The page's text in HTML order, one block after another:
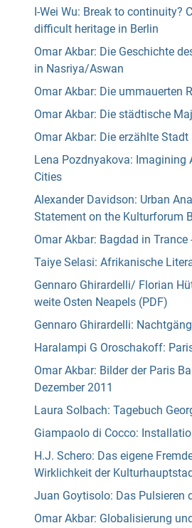
I-Wei Wu: Break to continuity?
difficult heritage in Berlin
Omar Akbar: Die Geschichte
in Nasriya/Aswan
Omar Akbar: Die ummauerten
Omar Akbar: Die städtische
Omar Akbar: Die erzählte Stadt
Lena Pozdnyakova: Imagining
Cities
Alexander Davidson: Urban
Statement on the Kulturforum
Omar Akbar: Bagdad in Trance
Taiye Selasi: Afrikanische
Gennaro Ghirardelli/ Florian
weite Osten Neapels (PDF)
Gennaro Ghirardelli:
Haralampi G Oroschakoff:
Omar Akbar: Bilder der Paris
Dezember 2011
Laura Solbach: Tagebuch
Giampaolo di Cocco:
H.J. Schero: Das eigene
Wirklichkeit der
Juan Goytisolo: Das Pulsieren
Omar Akbar: Globalisierung